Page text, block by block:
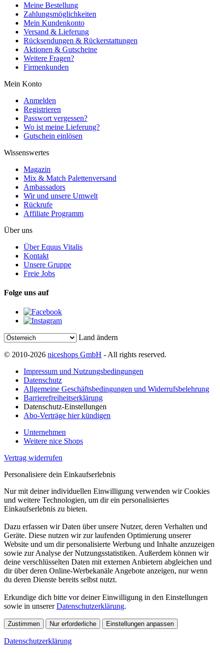
Meine Bestellung
Zahlungsmöglichkeiten
Mein Kundenkonto
Versand & Lieferung
Rücksendungen & Rückerstattungen
Aktionen & Gutscheine
Weitere Fragen?
Firmenkunden
Mein Konto
Anmelden
Registrieren
Passwort vergessen?
Wo ist meine Lieferung?
Gutschein einlösen
Wissenswertes
Magazin
Mix & Match Palettenversand
Ambassadors
Wir und unsere Umwelt
Rückrufe
Affiliate Programm
Über uns
Über Equus Vitalis
Kontakt
Unsere Gruppe
Freie Jobs
Folge uns auf
Land ändern
© 2010-2026 niceshops GmbH - All rights reserved.
Impressum und Nutzungsbedingungen
Datenschutz
Allgemeine Geschäftsbedingungen und Widerrufsbelehrung
Barrierefreiheitserklärung
Datenschutz-Einstellungen
Abo-Verträge hier kündigen
Unternehmen
Weitere nice Shops
Vertrag widerrufen
Personalisiere dein Einkaufserlebnis
Nur mit deiner individuellen Einwilligung verwenden wir Cookies
und weitere Technologien, um dir ein personalisiertes
Einkaufserlebnis zu bieten.
Dazu erfassen wir Daten über unsere Nutzer, deren Verhalten und
Geräte. Diese nutzen wir zur laufenden Optimierung unserer
Website und um dir personalisierte Werbung und Inhalte anzuzeigen
sowie zur Analyse der Nutzungsstatistiken. Außerdem können wir
deine verschlüsselten Daten mit externen Anbietern abgleichen und
dir über deren Online-Werbekanäle Angebote anzeigen, nur wenn
du deren Dienste bereits selbst nutzt.
Erkundige dich bitte vor deiner Einwilligung in den Einstellungen
sowie in unsererDatenschutzerklärung.
Zustimmen Nur erforderliche Einstellungen anpassen
Datenschutzerklärung